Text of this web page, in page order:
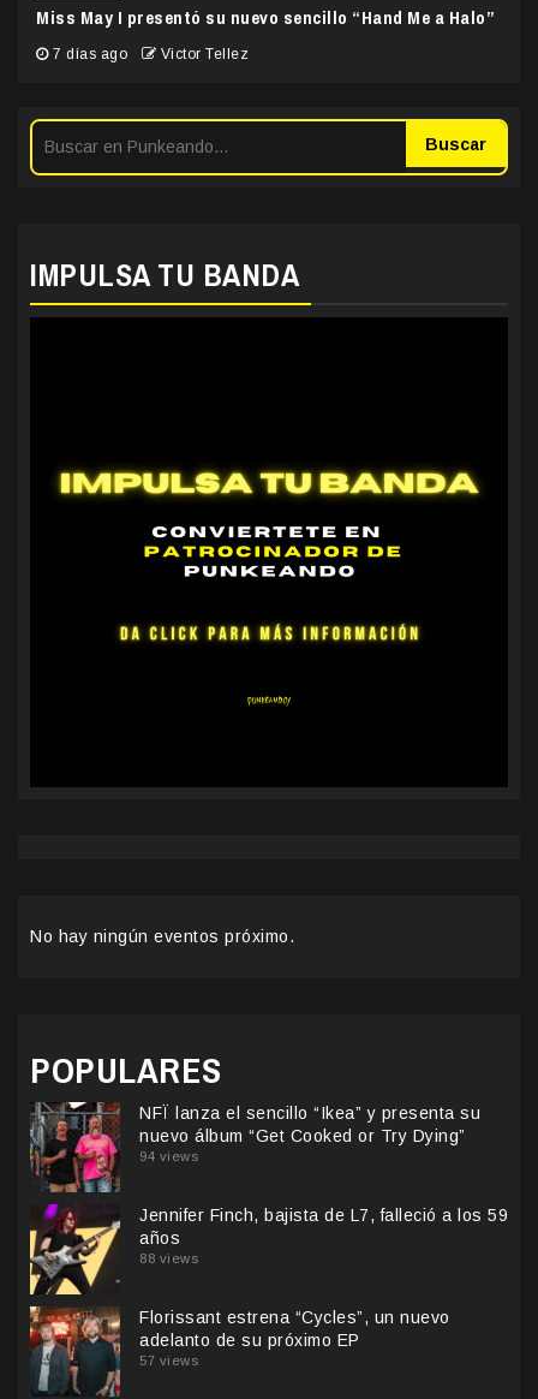
Miss May I presentó su nuevo sencillo “Hand Me a Halo”
7 días ago Victor Tellez
Buscar
IMPULSA TU BANDA
No hay ningún eventos próximo.
POPULARES
NFÏ lanza el sencillo “Ikea” y presenta su
nuevo álbum “Get Cooked or Try Dying”
94 views
Jennifer Finch, bajista de L7, falleció a los 59
años
88 views
Florissant estrena “Cycles”, un nuevo
adelanto de su próximo EP
57 views